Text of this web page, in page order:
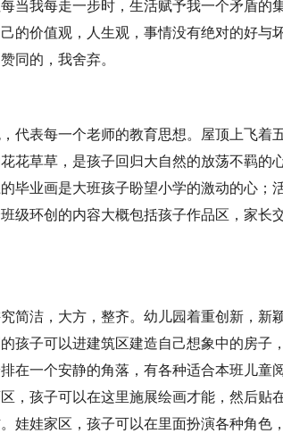
当我每走一步时，生活赋予我一个矛盾的
的价值观，人生观，事情没有绝对的好与
同的，我舍弃。
代表每一个老师的教育思想。屋顶上飞着
花草草，是孩子回归大自然的放荡不羁的
毕业画是大班孩子盼望小学的激动的心；
级环创的内容大概包括孩子作品区，家长
简洁，大方，整齐。幼儿园着重创新，新
孩子可以进建筑区建造自己想象中的房子
在一个安静的角落，有各种适合本班儿童
，孩子可以在这里施展绘画才能，然后贴
娃娃家区，孩子可以在里面扮演各种角色